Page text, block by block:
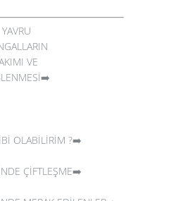
YAVRU
VE
OLABİLİRİM ?➡️
ÇİFTLEŞME➡️